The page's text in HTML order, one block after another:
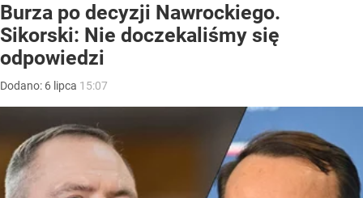
Burza po decyzji Nawrockiego.
Sikorski: Nie doczekaliśmy się
odpowiedzi
Dodano: 6 lipca 15:07